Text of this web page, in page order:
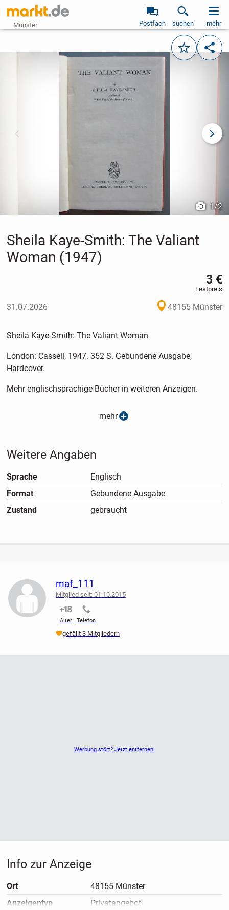
Münster Postfach suchen mehr
Merken
vorheriges Bild
1/2
Sheila Kaye-Smith: The Valiant
Woman (1947)
3 €
Festpreis
31.07.2026 48155 Münster
Sheila Kaye-Smith: The Valiant Woman
London: Cassell, 1947. 352 S. Gebundene Ausgabe,
Hardcover.
Mehr englischsprachige Bücher in weiteren Anzeigen.
Bei Versand plus 2,90 Euro Versandkosten. Bei Versand
kann per Überweisung bezahlt werden (leider nicht per
mehr
Weitere Angaben
Sprache
Englisch
Format
Gebundene Ausgabe
Zustand
gebraucht
Werbung stört? Jetzt entfernen!
maf_111
Mitglied seit: 01.10.2015
Alter
nicht verifiziert
Telefon
nicht verifiziert
gefällt 3 Mitgliedern
Info zur Anzeige
Ort
48155 Münster
Anzeigen­typ
Privatangebot